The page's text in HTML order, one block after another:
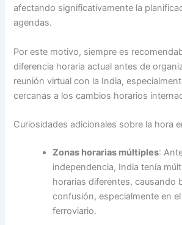
afectando significativamente la
agendas.
Por este motivo, siempre es
diferencia horaria actual antes de
reunión virtual con la India,
cercanas a los cambios horarios
Curiosidades adicionales sobre la hora
Zonas horarias múltiples:
independencia, India tenía
horarias diferentes, causando
confusión, especialmente en
ferroviario.